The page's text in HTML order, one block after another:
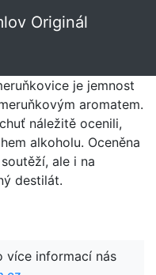
Originál
0,5l
je jemnost
aromatem.
náležitě ocenili,
alkoholu. Oceněna
ale i na
destilát.
více informací nás